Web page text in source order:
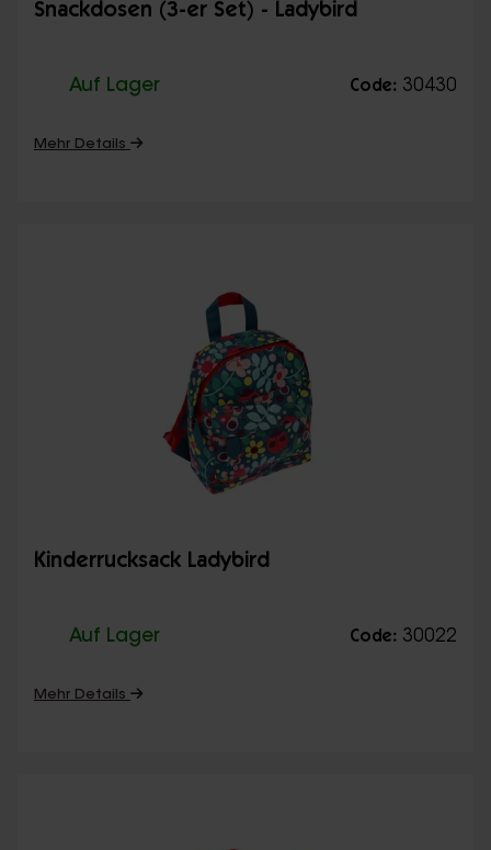
Snackdosen (3-er Set) - Ladybird
Auf Lager Code: 30430
Mehr Details
Kinderrucksack Ladybird
Auf Lager Code: 30022
Mehr Details